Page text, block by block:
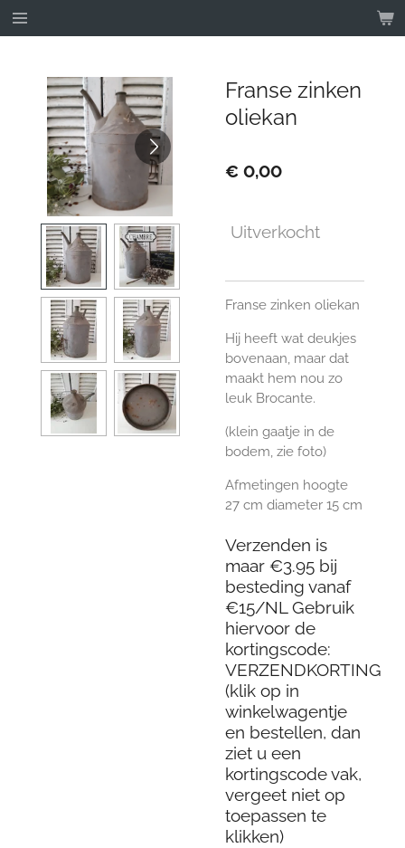
Ga
direct
hoofdinhoud
Franse zinken
oliekan
€ 0,00
Uitverkocht
Franse zinken oliekan
Hij heeft wat deukjes
bovenaan, maar dat
maakt hem nou zo
leuk Brocante.
(klein gaatje in de
bodem, zie foto)
Afmetingen hoogte
27 cm diameter 15 cm
Verzenden is
maar €3.95 bij
besteding vanaf
€15/NL Gebruik
hiervoor de
kortingscode:
VERZENDKORTING
(klik op in
winkelwagentje
en bestellen, dan
ziet u een
kortingscode vak,
vergeet niet op
toepassen te
klikken)